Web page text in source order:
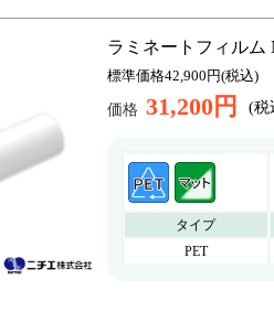
ラミネートフィルム
標準価格42,900円(税込)
価格 31,200円 (税
タイプ
PET